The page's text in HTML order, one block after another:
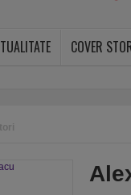
COVER